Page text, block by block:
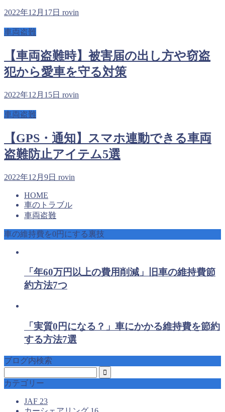
2022年12月17日 rovin
車両盗難
【車両盗難時】被害届の出し方や窃盗
犯から愛車を守る対策
2022年12月15日 rovin
車両盗難
【GPS・通知】スマホ連動できる車両
盗難防止アイテム5選
2022年12月9日 rovin
HOME
車のトラブル
車両盗難
車の維持費を0円にする裏技
「年60万円以上の費用削減」旧車の維持費節
約方法7つ
「実質0円になる？」車にかかる維持費を節約
する方法7選
ブログ内検索
カテゴリー
JAF 23